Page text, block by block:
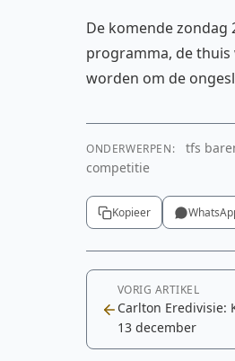
De komende
programma, de thuis
worden om de
ONDERWERPEN:
tfs
competitie
Kopieer
VORIG ARTIKEL
Carlton Eredivisie:
13 december